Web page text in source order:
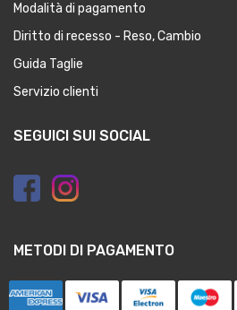
Modalità di pagamento
Diritto di recesso - Reso, Cambio
Guida Taglie
Servizio clienti
SEGUICI SUI SOCIAL
METODI DI PAGAMENTO